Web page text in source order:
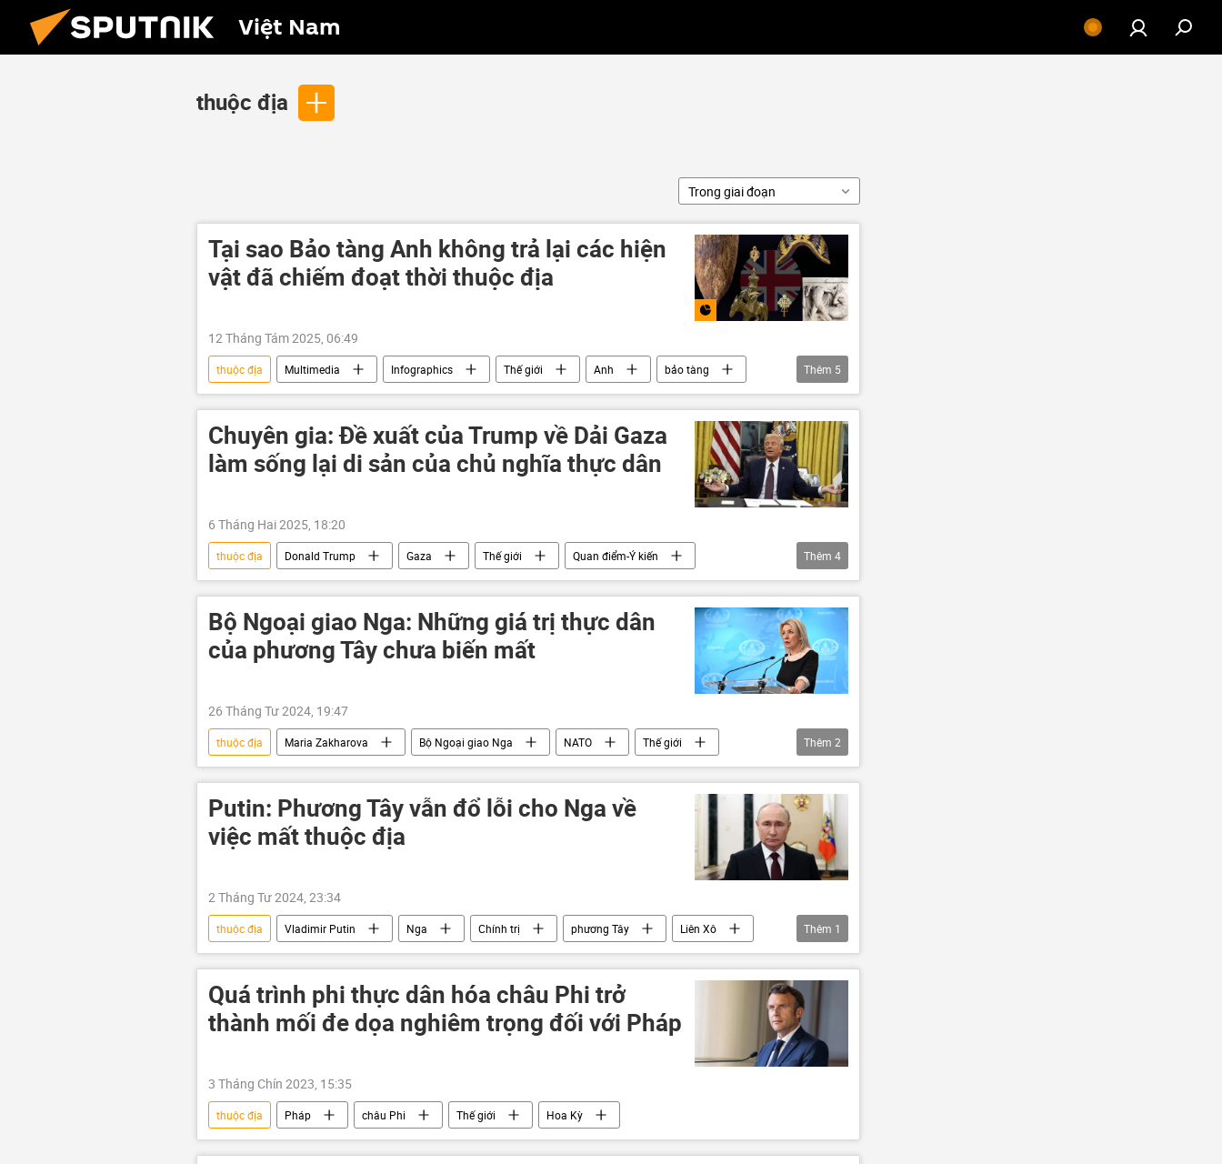
Việt Nam
thuộc địa
Trong giai đoạn
Tại sao Bảo tàng Anh không trả lại các hiện
vật đã chiếm đoạt thời thuộc địa
12 Tháng Tám 2025, 06:49
thuộc địa Multimedia Infographics Thế giới Anh
bảo tàng
Văn hóa
châu Phi Châu Á Nam Mỹ Châu Âu
Thêm 5
Chuyên gia: Đề xuất của Trump về Dải Gaza
làm sống lại di sản của chủ nghĩa thực dân
6 Tháng Hai 2025, 18:20
thuộc địa Donald Trump Gaza Thế giới
Quan điểm-Ý kiến
Vòng xoáy căng thẳng mới ở Trung Đông
Trung Đông Hoa Kỳ Chính sách
Thêm 4
Bộ Ngoại giao Nga: Những giá trị thực dân
của phương Tây chưa biến mất
26 Tháng Tư 2024, 19:47
thuộc địa Maria Zakharova Bộ Ngoại giao Nga NATO
Thế giới
phương Tây
Chính trị
Thêm 2
Putin: Phương Tây vẫn đổ lỗi cho Nga về
việc mất thuộc địa
2 Tháng Tư 2024, 23:34
thuộc địa Vladimir Putin Nga Chính trị phương Tây
Liên Xô
Serbia
Thêm 1
Quá trình phi thực dân hóa châu Phi trở
thành mối đe dọa nghiêm trọng đối với Pháp
3 Tháng Chín 2023, 15:35
thuộc địa Pháp châu Phi Thế giới Hoa Kỳ